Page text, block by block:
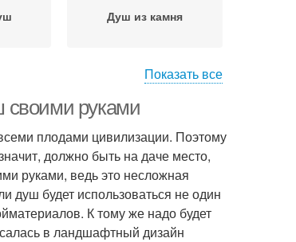
Душ из камня
Показать все
своими руками
плодами цивилизации. Поэтому
должно быть на даче место,
руками, ведь это несложная
душ будет использоваться не один
К тому же надо будет
в ландшафтный дизайн